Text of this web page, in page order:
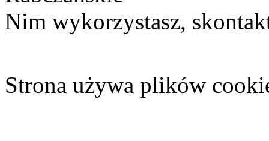
Nim wykorzystasz,
Strona używa plików